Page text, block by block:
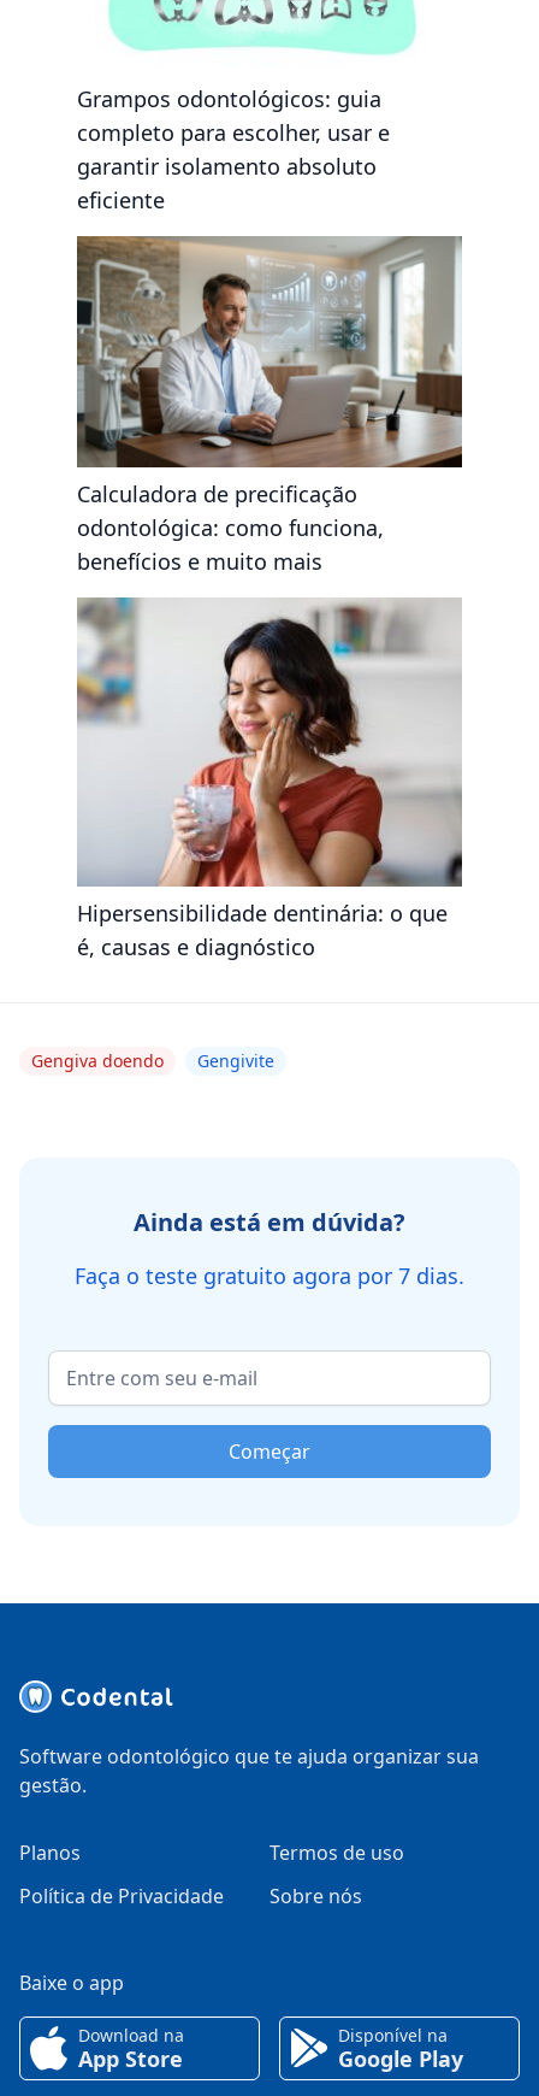
Grampos odontológicos: guia
completo para escolher, usar e
garantir isolamento absoluto
eficiente
Calculadora de precificação
odontológica: como funciona,
benefícios e muito mais
Hipersensibilidade dentinária: o que
é, causas e diagnóstico
Gengiva doendo Gengivite
Ainda está em dúvida?
Faça o teste gratuito agora por 7 dias.
Começar
Software odontológico que te ajuda organizar sua
gestão.
Planos
Termos de uso
Política de Privacidade
Sobre nós
Baixe o app
Download na
App Store
Disponível na
Google Play